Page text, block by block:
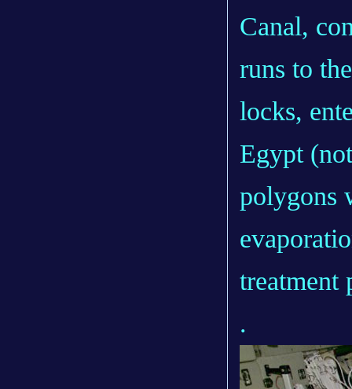
Canal,
runs to
locks,
Egypt
polygons
treatment
.